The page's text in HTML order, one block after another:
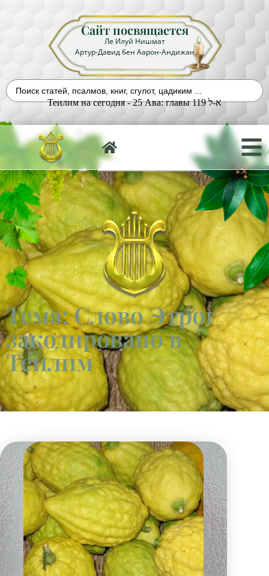
Сайт посвящается
Ле Илуй Нишмат
Артур-Давид бен Аарон-Андижан
Теилим на сегодня - 25 Ава: главы 119 א-ל
Тема: Слово Этрог
закодировано в
Теилим